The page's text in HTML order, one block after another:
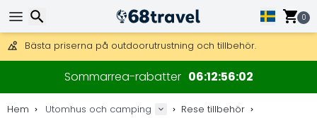
0
DHL Express över natten är också tillgängligt.
30 dagar för retur, 90 dagar för träkartor och dekorationer.
Bästa priserna på outdoorutrustning och tillbehör.
Sommarrea-rabatter 06125602
Hem Utomhus och camping
Rese tillbehör